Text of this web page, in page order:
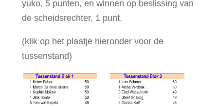
yuko, 5 punten, en winnen op beslissing van
de scheidsrechter, 1 punt.
(klik op het plaatje hieronder voor de
tussenstand)